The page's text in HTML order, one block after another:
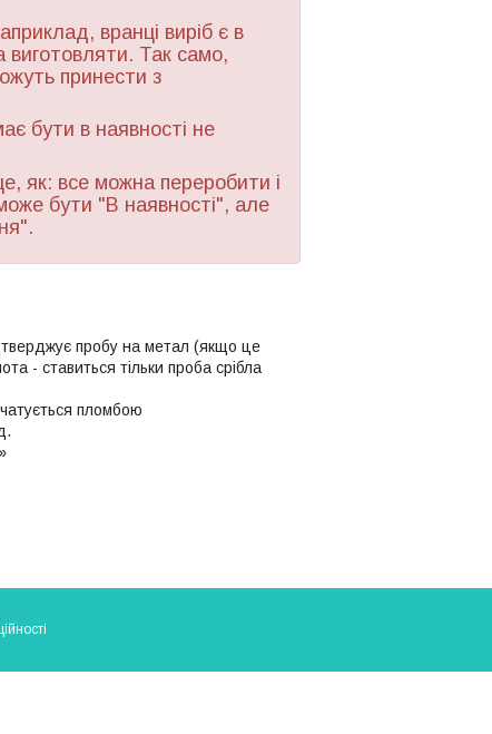
вранці виріб є в
виготовляти. Так само,
принести з
бути в наявності не
як: все можна переробити і
бути "В наявності", але
пробу на метал (якщо це
- ставиться тільки проба срібла
пломбою